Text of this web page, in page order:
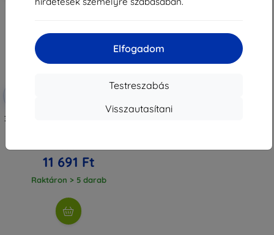
Elfogadom
Testreszabás
Visszautasítani
3mk TechWrap Matte védőfólia a
11 691 Ft
Raktáron > 5 darab